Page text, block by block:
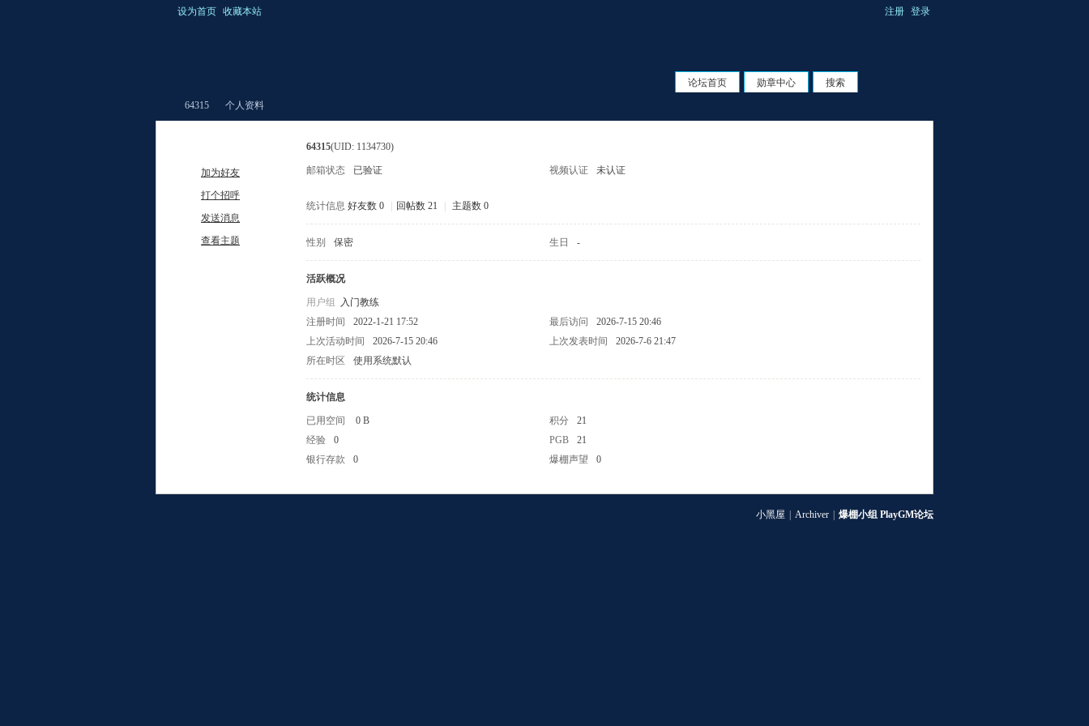
设为首页 收藏本站 注册 登录
论坛首页 勋章中心 搜索
64315
›
个人资料
加为好友
打个招呼
发送消息
查看主题
64315(UID: 1134730)
邮箱状态 已验证 视频认证 未认证
统计信息 好友数 0 回帖数 21 主题数 0
性别 保密 生日 -
活跃概况
用户组
入门教练
注册时间
2022-1-21 17:52 最后访问
2026-7-15 20:46
上次活动时间
2026-7-15 20:46 上次发表时间
2026-7-6 21:47
所在时区
使用系统默认
统计信息
已用空间 0 B 积分
21
经验
0 PGB
21
银行存款
0 爆棚声望 0
小黑屋 Archiver 爆棚小组 PlayGM论坛